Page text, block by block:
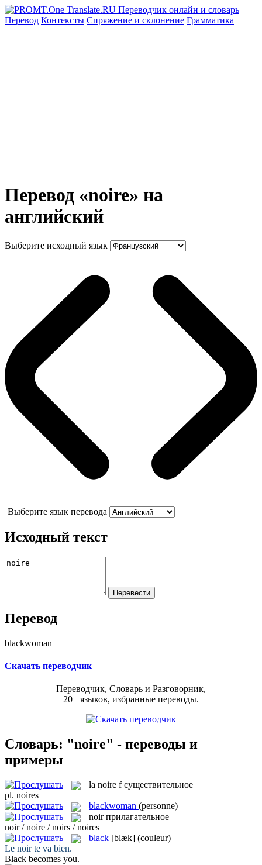
Перевод Контексты Спряжение и склонение Грамматика
Перевод «noire» на
английский
Выберите исходный язык
Выберите язык перевода
Исходный текст
Перевод
blackwoman
Скачать переводчик
Переводчик, Словарь и Разговорник,
20+ языков, избранные переводы.
Словарь: "noire" - переводы и
примеры
la noire f существительное
pl. noires
blackwoman (personne)
noir прилагательное
noir / noire / noirs / noires
black [blæk] (couleur)
Le noirte va bien.
Black becomes you.